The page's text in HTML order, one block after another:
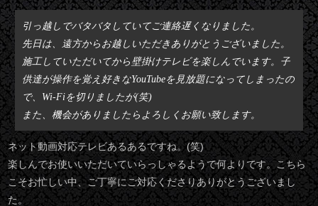
引っ越しでバタバタしていてご連絡遅くなりました。
先日は、遠方からお越しいただきありがとうございました。
施工していただいてから壁掛けテレビを楽しんでいます。子
供達が操作を覚え好きなYouTubeを見放題になってしまったの
で、Wi-Fiを切りましたが(笑)
また、機会がありましたらよろしくお願い致します。
ネット動画対応テレビあるあるですね。(笑)
楽しんでお使いいただいていらっしゃるようで何よりです。こちら
こそお忙しい中、ご丁寧にご対応くださりありがとうございまし
た。